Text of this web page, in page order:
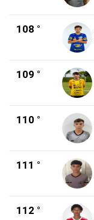
108 °
109 °
110 °
111 °
112 °